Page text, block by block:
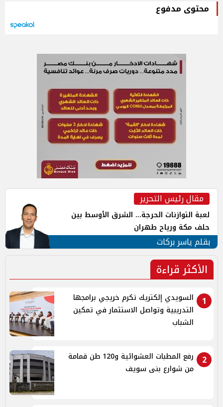
محتوى مدفوع
مقال رئيس التحرير
لعبة التوازنات الحرجة... الشرق الأوسط بين
حلف مكة ورياح طهران
بقلم ياسر بركات
الأكثر قراءة
1
السويدي إلكتريك تكرم خريجي برامجها
التدريبية وتواصل الاستثمار في تمكين
الشباب
2
رفع المطبات العشوائية و120 طن قمامة
من شوارع بنى سويف